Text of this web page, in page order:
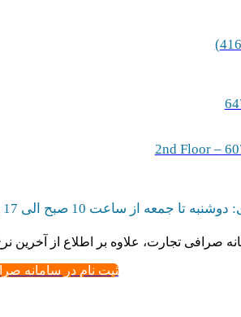
2nd Floor –
10 صبح الی 17 بعد از ظهر | شنبه‌ از ساعت 10 صبح الی 15 بعد از ظهر
صرافی تجارت، علاوه بر اطلاع از آخرین
ثبت نام در سامانه